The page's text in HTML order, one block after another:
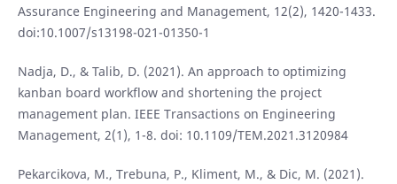
Assurance Engineering and Management, 12(2), 1420-1433.
doi:10.1007/s13198-021-01350-1
Nadja, D., & Talib, D. (2021). An approach to optimizing
kanban board workflow and shortening the project
management plan. IEEE Transactions on Engineering
Management, 2(1), 1-8. doi: 10.1109/TEM.2021.3120984
Pekarcikova, M., Trebuna, P., Kliment, M., & Dic, M. (2021).